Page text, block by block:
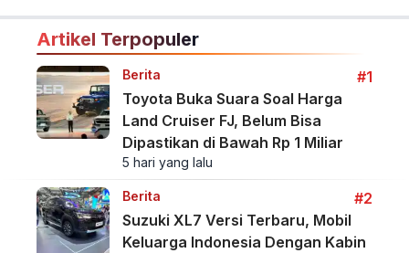
Artikel Terpopuler
Berita
#1
Toyota Buka Suara Soal Harga
Land Cruiser FJ, Belum Bisa
Dipastikan di Bawah Rp 1 Miliar
5 hari yang lalu
Berita
#2
Suzuki XL7 Versi Terbaru, Mobil
Keluarga Indonesia Dengan Kabin